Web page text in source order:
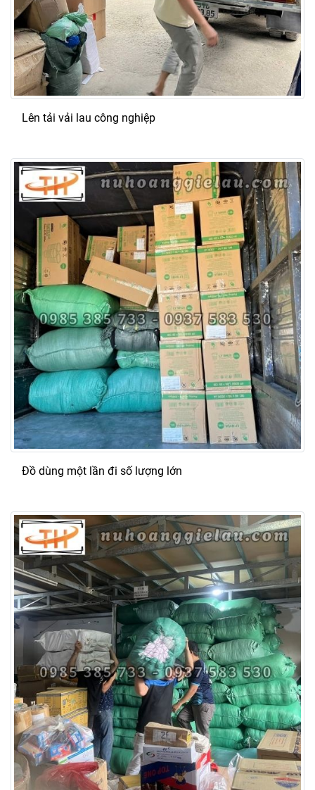
Lên tải vải lau công nghiệp
Đồ dùng một lần đi số lượng lớn